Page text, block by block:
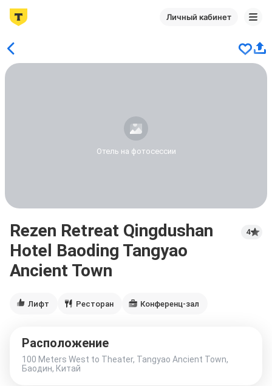
Личный кабинет
Отель на фотосессии
Rezen Retreat Qingdushan
Hotel Baoding Tangyao
Ancient Town
4
Лифт Ресторан Конференц-зал
Расположение
100 Meters West to Theater, Tangyao Ancient Town,
Баодин, Китай